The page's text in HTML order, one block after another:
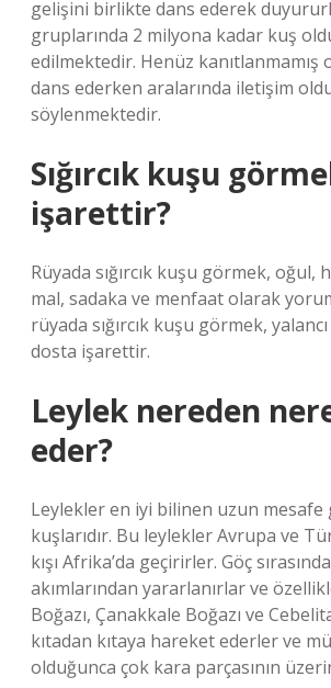
gelişini birlikte dans ederek
gruplarında 2 milyona kadar kuş
edilmektedir. Henüz kanıtlanmamış
dans ederken aralarında iletişim
söylenmektedir.
Sığırcık kuşu
işarettir?
Rüyada sığırcık kuşu görmek, oğul,
mal, sadaka ve menfaat olarak
rüyada sığırcık kuşu görmek,
dosta işarettir.
Leylek nereden
eder?
Leylekler en iyi bilinen uzun mesafe
kuşlarıdır. Bu leylekler Avrupa ve
kışı Afrika’da geçirirler. Göç
akımlarından yararlanırlar ve
Boğazı, Çanakkale Boğazı ve
kıtadan kıtaya hareket ederler ve
olduğunca çok kara parçasının